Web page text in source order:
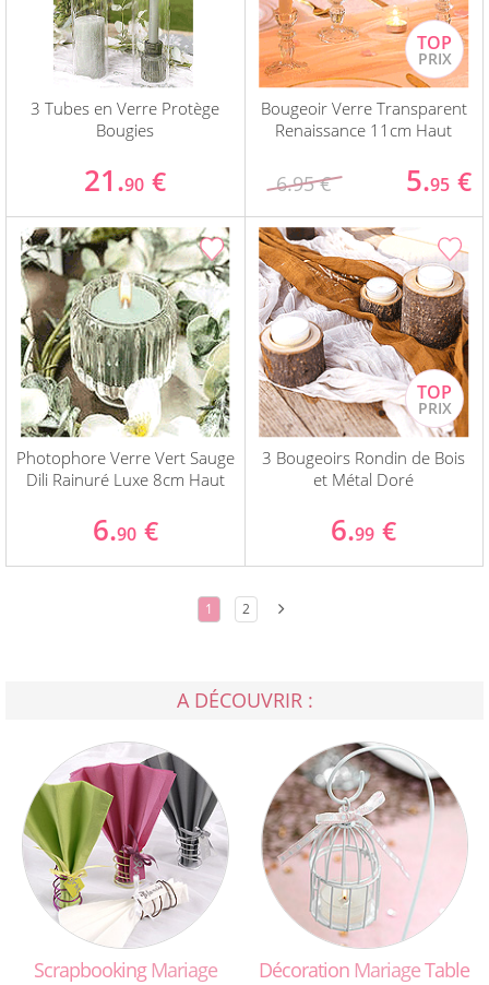
3 Tubes en Verre Protège
Bougies
21.90 €
Bougeoir Verre Transparent
Renaissance 11cm Haut
6.95 € 5.95 €
Photophore Verre Vert Sauge
Dili Rainuré Luxe 8cm Haut
6.90 €
3 Bougeoirs Rondin de Bois
et Métal Doré
6.99 €
1 2
A DÉCOUVRIR :
ScrapbookingMariage Décoration MariageTable